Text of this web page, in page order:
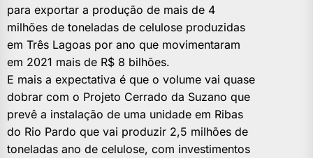
para exportar a produção de mais de 4
milhões de toneladas de celulose produzidas
em Três Lagoas por ano que movimentaram
em 2021 mais de R$ 8 bilhões.
E mais a expectativa é que o volume vai quase
dobrar com o Projeto Cerrado da Suzano que
prevê a instalação de uma unidade em Ribas
do Rio Pardo que vai produzir 2,5 milhões de
toneladas ano de celulose, com investimentos